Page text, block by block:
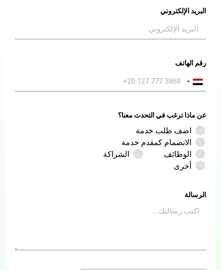
البريد الإلكتروني
رقم الهاتف
Egypt +20
عن ماذا ترغب في التحدث معنا؟
اضف طلب خدمة
الانضمام كمقدم خدمة
الوظائف
الشراكة
أخرى
الرسالة